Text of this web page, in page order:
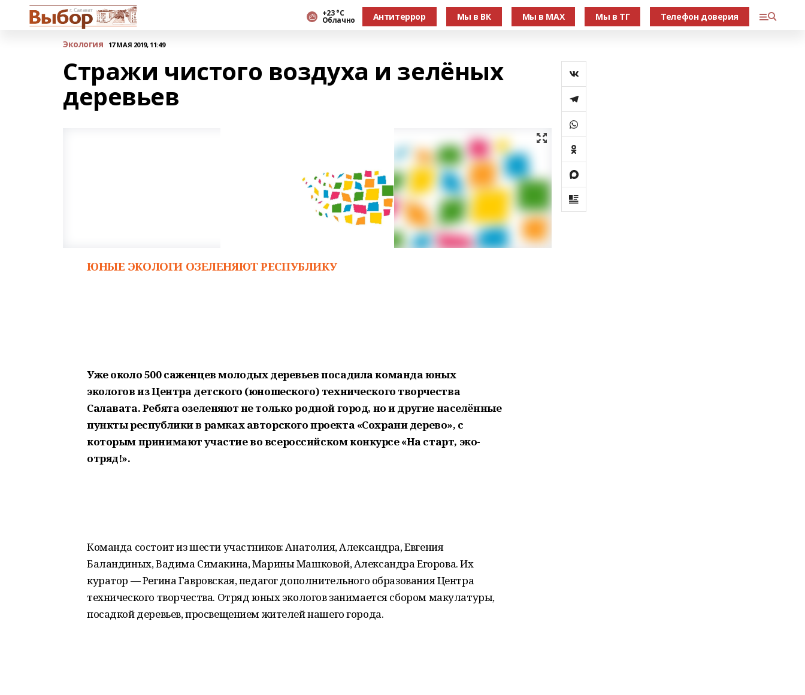
+23 °С
Облачно Антитеррор Мы в ВК Мы в МАХ Мы в ТГ Телефон доверия
Экология 17 МАЯ 2019, 11:49
Стражи чистого воздуха и зелёных
деревьев
ЮНЫЕ ЭКОЛОГИ ОЗЕЛЕНЯЮТ РЕСПУБЛИКУ
Уже около 500 саженцев молодых деревьев посадила команда юных
экологов из Центра детского (юношеского) технического творчества
Салавата. Ребята озеленяют не только родной город, но и другие населённые
пункты республики в рамках авторского проекта «Сохрани дерево», с
которым принимают участие во всероссийском конкурсе «На старт, эко-
отряд!».
Команда состоит из шести участников: Анатолия, Александра, Евгения
Баландиных, Вадима Симакина, Марины Машковой, Александра Егорова. Их
куратор — Регина Гавровская, педагог дополнительного образования Центра
технического творчества. Отряд юных экологов занимается сбором макулатуры,
посадкой деревьев, просвещением жителей нашего города.